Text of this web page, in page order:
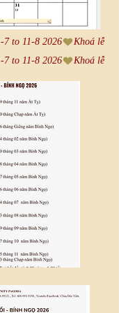
7 to 11-8 2026
7 to 11-8 2026